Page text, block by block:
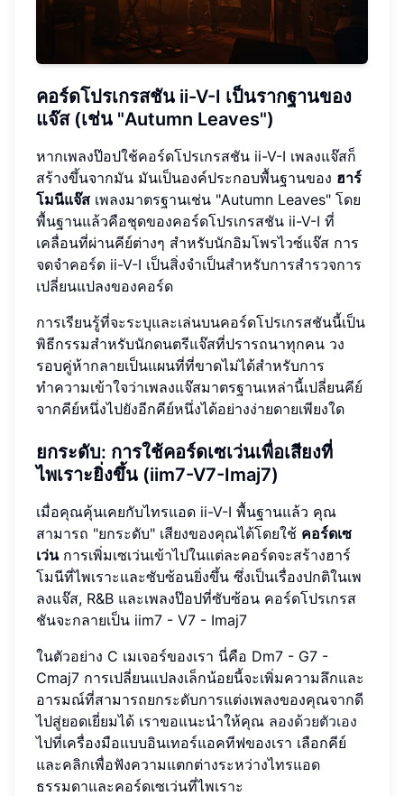
คอร์ดโปรเกรสชัน ii-V-I เป็นรากฐานของ
แจ๊ส (เช่น "Autumn Leaves")
หากเพลงป๊อปใช้คอร์ดโปรเกรสชัน ii-V-I เพลงแจ๊สก็
สร้างขึ้นจากมัน มันเป็นองค์ประกอบพื้นฐานของ ฮาร์
โมนีแจ๊ส เพลงมาตรฐานเช่น "Autumn Leaves" โดย
พื้นฐานแล้วคือชุดของคอร์ดโปรเกรสชัน ii-V-I ที่
เคลื่อนที่ผ่านคีย์ต่างๆ สำหรับนักอิมโพรไวซ์แจ๊ส การ
จดจำคอร์ด ii-V-I เป็นสิ่งจำเป็นสำหรับการสำรวจการ
เปลี่ยนแปลงของคอร์ด
การเรียนรู้ที่จะระบุและเล่นบนคอร์ดโปรเกรสชันนี้เป็น
พิธีกรรมสำหรับนักดนตรีแจ๊สที่ปรารถนาทุกคน วง
รอบคู่ห้ากลายเป็นแผนที่ที่ขาดไม่ได้สำหรับการ
ทำความเข้าใจว่าเพลงแจ๊สมาตรฐานเหล่านี้เปลี่ยนคีย์
จากคีย์หนึ่งไปยังอีกคีย์หนึ่งได้อย่างง่ายดายเพียงใด
ยกระดับ: การใช้คอร์ดเซเว่นเพื่อเสียงที่
ไพเราะยิ่งขึ้น (iim7-V7-Imaj7)
เมื่อคุณคุ้นเคยกับไทรแอด ii-V-I พื้นฐานแล้ว คุณ
สามารถ "ยกระดับ" เสียงของคุณได้โดยใช้ คอร์ดเซ
เว่นการเพิ่มเซเว่นเข้าไปในแต่ละคอร์ดจะสร้างฮาร์
โมนีที่ไพเราะและซับซ้อนยิ่งขึ้น ซึ่งเป็นเรื่องปกติในเพ
ลงแจ๊ส, R&B และเพลงป๊อปที่ซับซ้อน คอร์ดโปรเกรส
ชันจะกลายเป็น iim7 - V7 - Imaj7
ในตัวอย่าง C เมเจอร์ของเรา นี่คือ Dm7 - G7 -
Cmaj7 การเปลี่ยนแปลงเล็กน้อยนี้จะเพิ่มความลึกและ
อารมณ์ที่สามารถยกระดับการแต่งเพลงของคุณจากดี
ไปสู่ยอดเยี่ยมได้ เราขอแนะนำให้คุณ ลองด้วยตัวเอง
ไปที่เครื่องมือแบบอินเทอร์แอคทีฟของเรา เลือกคีย์
และคลิกเพื่อฟังความแตกต่างระหว่างไทรแอด
ธรรมดาและคอร์ดเซเว่นที่ไพเราะ